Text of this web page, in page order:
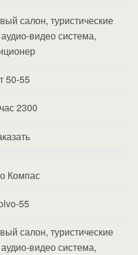
салон, туристические
видео система,
50-55
2300
Компас
салон, туристические
видео система,